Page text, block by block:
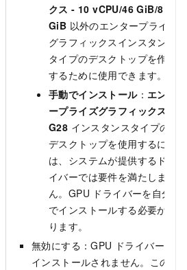
クス - 10 vCPU/46 GiB/8
GiB 以外のエンタープライズ
グラフィックスインスタンス
タイプのデスクトップを作成
するために使用できます。
手動でインストール： エンタ
ープライズグラフィックス -
G28 インスタンスタイプの
デスクトップを使用するに
は、システムが提供するドラ
イバーでは要件を満たしませ
ん。GPU ドライバーを自分
でインストールする必要があ
ります。
無効にする：GPU ドライバーは
インストールされません。この